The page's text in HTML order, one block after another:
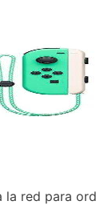
la red para